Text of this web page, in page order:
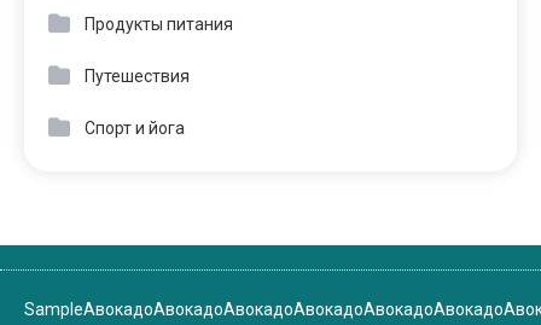
Продукты питания
Путешествия
Спорт и йога
SampleАвокадоАвокадоАвокадоАвокадоАвокадоАвокадо